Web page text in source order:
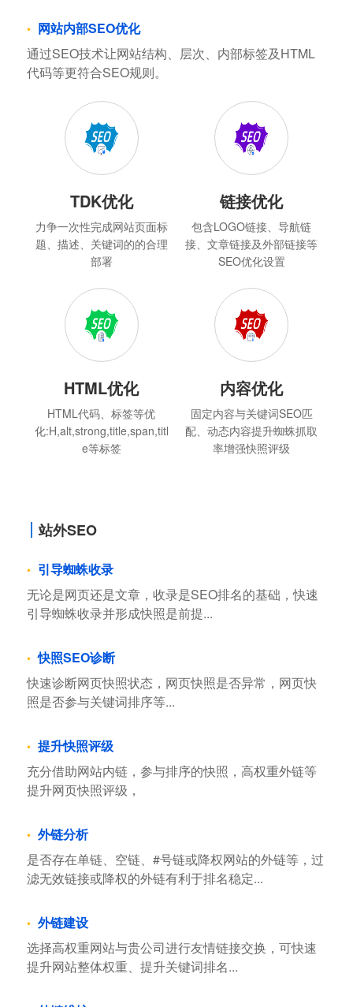
网站内部SEO优化
通过SEO技术让网站结构、层次、内部标签及HTML
代码等更符合SEO规则。
TDK优化
力争一次性完成网站页面标
题、描述、关键词的的合理
部署
链接优化
包含LOGO链接、导航链
接、文章链接及外部链接等
SEO优化设置
HTML优化
HTML代码、标签等优
化:H,alt,strong,title,span,titl
e等标签
内容优化
固定内容与关键词SEO匹
配、动态内容提升蜘蛛抓取
率增强快照评级
站外SEO
引导蜘蛛收录
无论是网页还是文章，收录是SEO排名的基础，快速
引导蜘蛛收录并形成快照是前提...
快照SEO诊断
快速诊断网页快照状态，网页快照是否异常，网页快
照是否参与关键词排序等...
提升快照评级
充分借助网站内链，参与排序的快照，高权重外链等
提升网页快照评级，
外链分析
是否存在单链、空链、#号链或降权网站的外链等，过
滤无效链接或降权的外链有利于排名稳定...
外链建设
选择高权重网站与贵公司进行友情链接交换，可快速
提升网站整体权重、提升关键词排名...